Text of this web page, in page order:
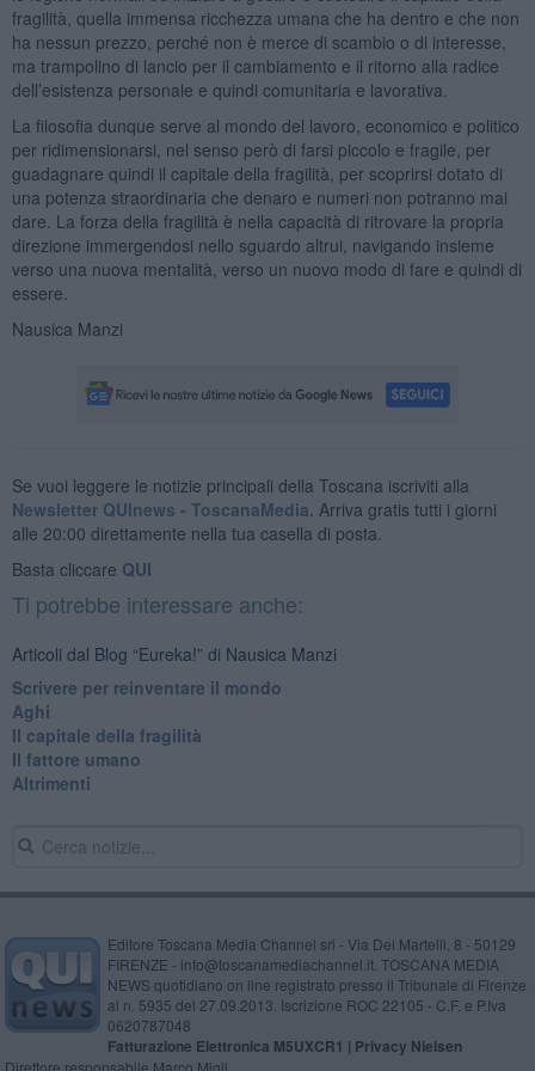
fragilità, quella immensa ricchezza umana che ha dentro e che non
ha nessun prezzo, perché non è merce di scambio o di interesse,
ma trampolino di lancio per il cambiamento e il ritorno alla radice
dell’esistenza personale e quindi comunitaria e lavorativa.
La filosofia dunque serve al mondo del lavoro, economico e politico
per ridimensionarsi, nel senso però di farsi piccolo e fragile, per
guadagnare quindi il capitale della fragilità, per scoprirsi dotato di
una potenza straordinaria che denaro e numeri non potranno mai
dare. La forza della fragilità è nella capacità di ritrovare la propria
direzione immergendosi nello sguardo altrui, navigando insieme
verso una nuova mentalità, verso un nuovo modo di fare e quindi di
essere.
Nausica Manzi
Se vuoi leggere le notizie principali della Toscana iscriviti alla
Newsletter QUInews - ToscanaMedia. Arriva gratis tutti i giorni
alle 20:00 direttamente nella tua casella di posta.
Basta cliccare QUI
Ti potrebbe interessare anche:
Articoli dal Blog “Eureka!” di Nausica Manzi
​Scrivere per reinventare il mondo
Aghi
Il capitale della fragilità
Il fattore umano
Altrimenti
Editore Toscana Media Channel srl - Via Dei Martelli, 8 - 50129
FIRENZE - info@toscanamediachannel.it. TOSCANA MEDIA
NEWS quotidiano on line registrato presso il Tribunale di Firenze
al n. 5935 del 27.09.2013. Iscrizione ROC 22105 - C.F. e P.Iva
0620787048
Fatturazione Elettronica M5UXCR1 | Privacy Nielsen
Direttore responsabile Marco Migli